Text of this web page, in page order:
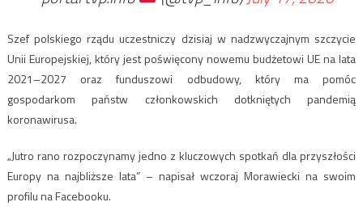
Szef polskiego rządu uczestniczy dzisiaj w nadzwyczajnym szczycie
Unii Europejskiej, który jest poświęcony nowemu budżetowi UE na lata
2021–2027 oraz funduszowi odbudowy, który ma pomóc
gospodarkom państw członkowskich dotkniętych pandemią
koronawirusa.
„Jutro rano rozpoczynamy jedno z kluczowych spotkań dla przyszłości
Europy na najbliższe lata” – napisał wczoraj Morawiecki na swoim
profilu na Facebooku.